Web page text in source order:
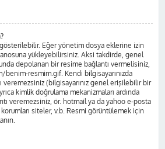
gösterilebilir. Eğer yönetim dosya eklerine izin
yükleyebilirsiniz. Aksi takdirde, genel
depolanan bir resime bağlantı vermelisiniz,
resmim.gif. Kendi bilgisayarınızda
veremezsiniz (bilgisayarınız genel erişilebilir bir
kimlik doğrulama mekanizmaları ardında
veremezsiniz, ör. hotmail ya da yahoo e-posta
siteler, v.b. Resmi görüntülemek için